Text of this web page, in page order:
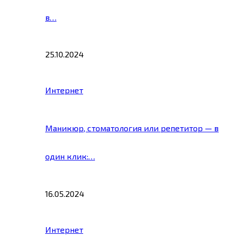
в…
25.10.2024
Интернет
Маникюр, стоматология или репетитор — в
один клик:…
16.05.2024
Интернет